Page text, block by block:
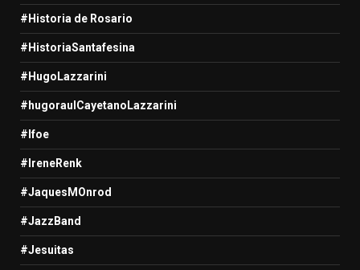
#Historia de Rosario
#HistoriaSantafesina
#HugoLazzarini
#hugoraulCayetanoLazzarini
#Ifoe
#IreneRenk
#JaquesMOnrod
#JazzBand
#Jesuitas